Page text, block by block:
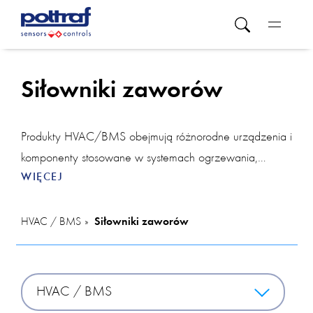
Siłowniki zaworów
Produkty HVAC/BMS obejmują różnorodne urządzenia i
komponenty stosowane w systemach ogrzewania,
wentylacji i klimatyzacji oraz systemach zarządzania
rozwiązania. Pokojowy regulator temperatury pozwala
na precyzyjne dostosowanie temperatury w
użytkownikom. Z regulatorem można także zintegrować
urządzenia takie jak czujnik CO2, który monitoruje
WIĘCEJ
HVAC / BMS Siłowniki zaworów
HVAC / BMS